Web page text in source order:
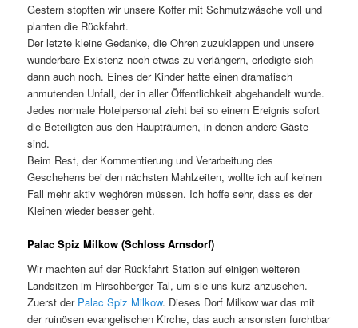
Gestern stopften wir unsere Koffer mit Schmutzwäsche voll und
planten die Rückfahrt.
Der letzte kleine Gedanke, die Ohren zuzuklappen und unsere
wunderbare Existenz noch etwas zu verlängern, erledigte sich
dann auch noch. Eines der Kinder hatte einen dramatisch
anmutenden Unfall, der in aller Öffentlichkeit abgehandelt wurde.
Jedes normale Hotelpersonal zieht bei so einem Ereignis sofort
die Beteiligten aus den Haupträumen, in denen andere Gäste
sind.
Beim Rest, der Kommentierung und Verarbeitung des
Geschehens bei den nächsten Mahlzeiten, wollte ich auf keinen
Fall mehr aktiv weghören müssen. Ich hoffe sehr, dass es der
Kleinen wieder besser geht.
Palac Spiz Milkow (Schloss Arnsdorf)
Wir machten auf der Rückfahrt Station auf einigen weiteren
Landsitzen im Hirschberger Tal, um sie uns kurz anzusehen.
Zuerst der Palac Spiz Milkow. Dieses Dorf Milkow war das mit
der ruinösen evangelischen Kirche, das auch ansonsten furchtbar